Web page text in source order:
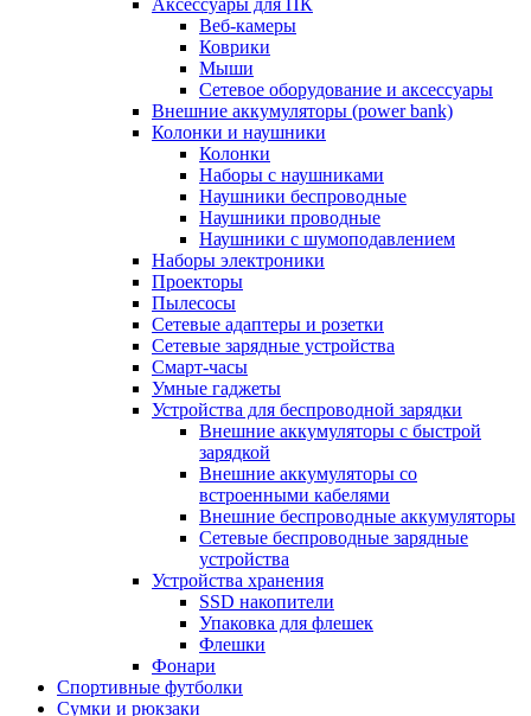
Аксессуары для ПК
Веб-камеры
Коврики
Мыши
Сетевое оборудование и аксессуары
Внешние аккумуляторы (power bank)
Колонки и наушники
Колонки
Наборы с наушниками
Наушники беспроводные
Наушники проводные
Наушники с шумоподавлением
Наборы электроники
Проекторы
Пылесосы
Сетевые адаптеры и розетки
Сетевые зарядные устройства
Смарт-часы
Умные гаджеты
Устройства для беспроводной зарядки
Внешние аккумуляторы с быстрой
зарядкой
Внешние аккумуляторы со
встроенными кабелями
Внешние беспроводные аккумуляторы
Сетевые беспроводные зарядные
устройства
Устройства хранения
SSD накопители
Упаковка для флешек
Флешки
Фонари
Спортивные футболки
Сумки и рюкзаки